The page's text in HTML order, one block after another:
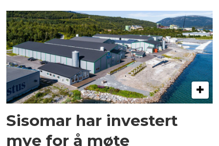
Sisomar har investert
mye for å møte